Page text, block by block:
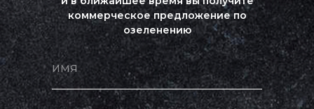
коммерческое предложение по
озеленению